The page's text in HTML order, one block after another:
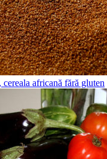
cereala africană fără gluten